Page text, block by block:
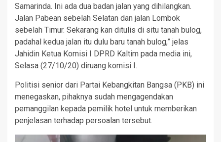
Samarinda. Ini ada dua badan jalan yang dihilangkan.
Jalan Pabean sebelah Selatan dan jalan Lombok
sebelah Timur. Sekarang kan ditulis di situ tanah bulog,
padahal kedua jalan itu dulu baru tanah bulog,” jelas
Jahidin Ketua Komisi I DPRD Kaltim pada media ini,
Selasa (27/10/20) diruang komisi I.
Politisi senior dari Partai Kebangkitan Bangsa (PKB) ini
menegaskan, pihaknya sudah mengagendakan
pemanggilan kepada pemilik hotel untuk memberikan
penjelasan terhadap persoalan tersebut.